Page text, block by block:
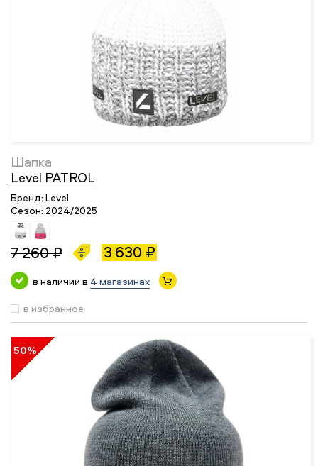
Шапка
Level PATROL
Бренд: Level
Сезон: 2024/2025
7 260 ₽ 3 630 ₽
в наличии в 4 магазинах
в избранное
50%